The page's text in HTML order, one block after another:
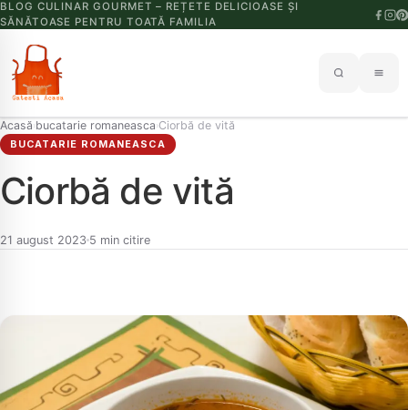
BLOG CULINAR GOURMET – REȚETE DELICIOASE ȘI
SĂNĂTOASE PENTRU TOATĂ FAMILIA
Acasă›bucatarie romaneasca›Ciorbă de vită
BUCATARIE ROMANEASCA
Ciorbă de vită
21 august 2023 5 min citire